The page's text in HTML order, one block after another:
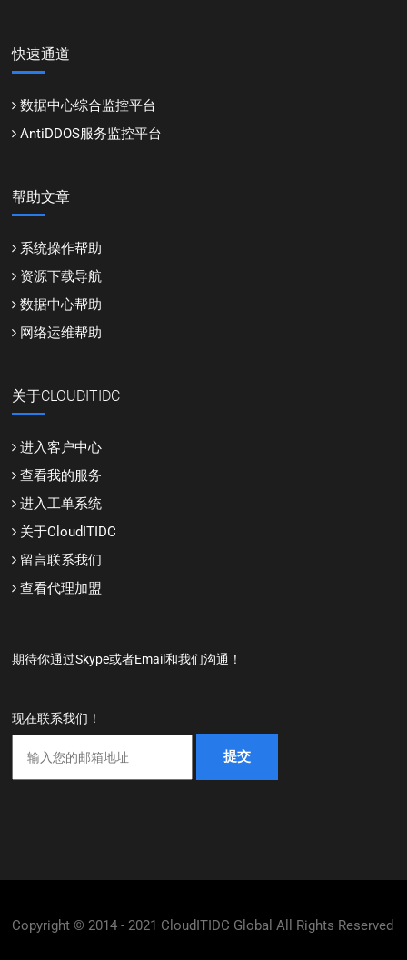
快速通道
数据中心综合监控平台
AntiDDOS服务监控平台
帮助文章
系统操作帮助
资源下载导航
数据中心帮助
网络运维帮助
关于CLOUDITIDC
进入客户中心
查看我的服务
进入工单系统
关于CloudITIDC
留言联系我们
查看代理加盟
期待你通过Skype或者Email和我们沟通！
现在联系我们！
Copyright © 2014 - 2021 CloudITIDC Global All Rights Reserved